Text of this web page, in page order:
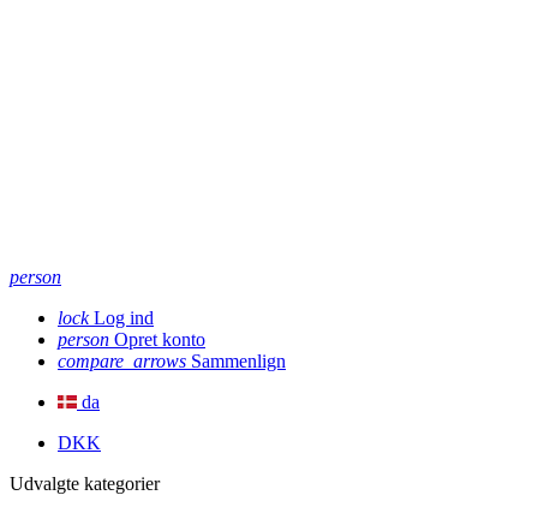
person
lock Log ind
person Opret konto
compare_arrows Sammenlign
da
DKK
Udvalgte kategorier